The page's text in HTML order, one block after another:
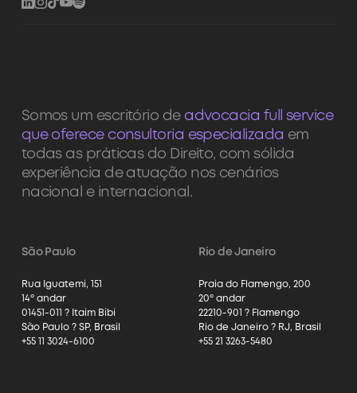
Somos um escritório de advocacia full service
que oferece consultoria especializada em
todas as práticas do Direito, com sólida
experiência de atuação nos cenários
nacional e internacional.
São Paulo
Rua Iguatemi, 151
14º andar
01451-011 ? Itaim Bibi
São Paulo ? SP, Brasil
+55 11 3024-6100
Rio de Janeiro
Praia do Flamengo, 200
20º andar
22210-901 ? Flamengo
Rio de Janeiro ? RJ, Brasil
+55 21 3263-5480